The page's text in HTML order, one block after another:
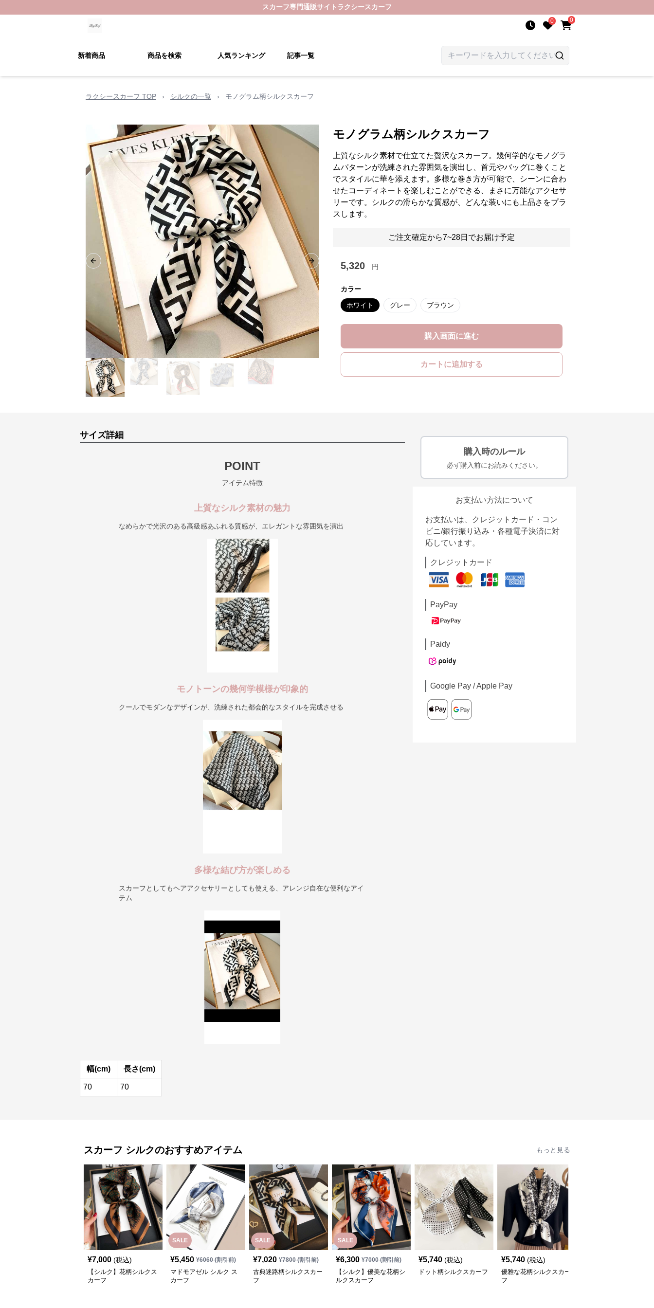
スカーフ専門通販サイト ラクシースカーフ
0 0
新着商品 商品を検索 人気ランキング 記事一覧
ラクシースカーフ TOP › シルクの一覧 › モノグラム柄シルクスカーフ
Previous slide Next slide
モノグラム柄シルクスカーフ
上質なシルク素材で仕立てた贅沢なスカーフ。幾何学的なモノグラ
ムパターンが洗練された雰囲気を演出し、首元やバッグに巻くこと
でスタイルに華を添えます。多様な巻き方が可能で、シーンに合わ
せたコーディネートを楽しむことができる、まさに万能なアクセサ
リーです。シルクの滑らかな質感が、どんな装いにも上品さをプラ
スします。
ご注文確定から7~28日でお届け予定
5,320 円
カラー
ホワイト グレー ブラウン
購入画面に進む
カートに追加する
サイズ詳細
POINT
アイテム特徴
上質なシルク素材の魅力
なめらかで光沢のある高級感あふれる質感が、エレガントな雰囲気を演出
モノトーンの幾何学模様が印象的
クールでモダンなデザインが、洗練された都会的なスタイルを完成させる
多様な結び方が楽しめる
スカーフとしてもヘアアクセサリーとしても使える、アレンジ自在な便利なアイ
テム
幅(cm) 長さ(cm)
70 70
購入時のルール
必ず購入前にお読みください。
お支払い方法について
お支払いは、クレジットカード・コン
ビニ/銀行振り込み・各種電子決済に対
応しています。
クレジットカード
PayPay
Paidy
Google Pay / Apple Pay
スカーフ シルクのおすすめアイテム もっと見る
¥7,000 (税込)
【シルク】花柄シルクス
カーフ
SALE
¥5,450 ¥6060(割引前)
マドモアゼル シルク ス
カーフ
SALE
¥7,020 ¥7800(割引前)
古典迷路柄シルクスカー
フ
SALE
¥6,300 ¥7000(割引前)
【シルク】優美な花柄シ
ルクスカーフ
¥5,740 (税込)
ドット柄シルクスカーフ
¥5,740 (税込)
優雅な花柄シルクスカー
フ